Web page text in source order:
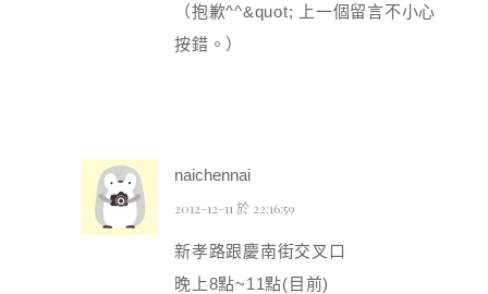
（抱歉^^&quot; 上一個留言不小心
按錯。）
naichennai
2012-12-11 於 22:16:59
新孝路跟慶南街交叉口
晚上8點~11點(目前)